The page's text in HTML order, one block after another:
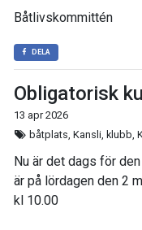
Båtlivskommittén
DELA
Obligatorisk
13 apr 2026
båtplats, Kansli, klubb,
Nu är det dags för
är på lördagen den 2
kl 10.00